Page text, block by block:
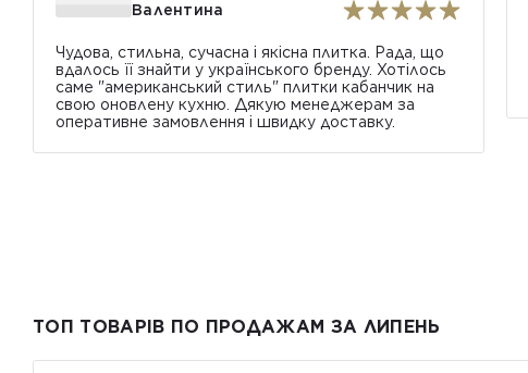
Валентина
Чудова, стильна, сучасна і якісна плитка. Рада, що
вдалось її знайти у українського бренду. Хотілось
саме "американський стиль" плитки кабанчик на
свою оновлену кухню. Дякую менеджерам за
оперативне замовлення і швидку доставку.
ТОП ТОВАРІВ ПО ПРОДАЖАМ ЗА ЛИПЕНЬ